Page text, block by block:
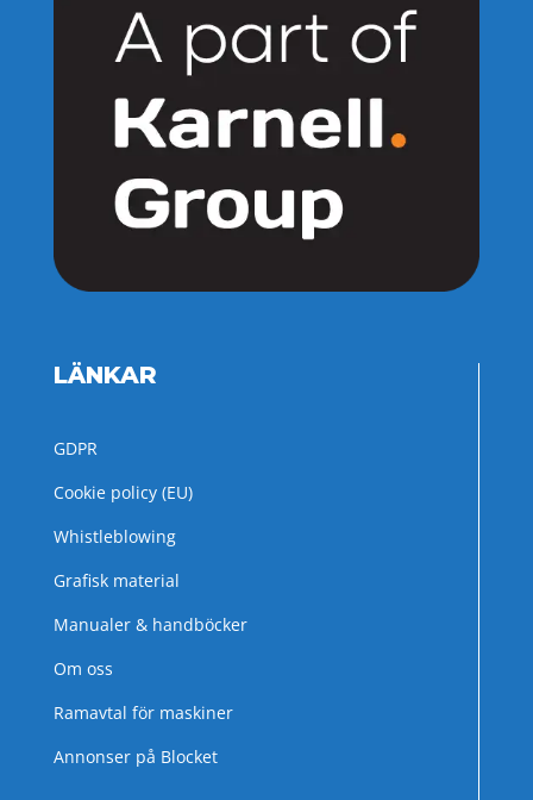
LÄNKAR
GDPR
Cookie policy (EU)
Whistleblowing
Grafisk material
Manualer & handböcker
Om oss
Ramavtal för maskiner
Annonser på Blocket